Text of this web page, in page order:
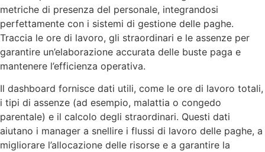
metriche di presenza del personale, integrandosi
perfettamente con i sistemi di gestione delle paghe.
Traccia le ore di lavoro, gli straordinari e le assenze per
garantire un’elaborazione accurata delle buste paga e
mantenere l’efficienza operativa.
Il dashboard fornisce dati utili, come le ore di lavoro totali,
i tipi di assenze (ad esempio, malattia o congedo
parentale) e il calcolo degli straordinari. Questi dati
aiutano i manager a snellire i flussi di lavoro delle paghe, a
migliorare l’allocazione delle risorse e a garantire la